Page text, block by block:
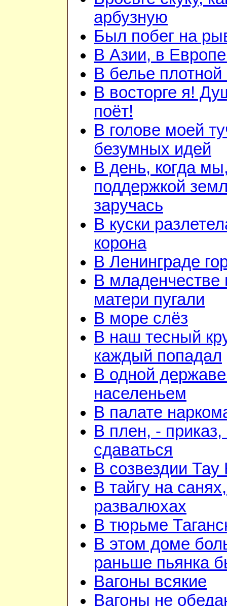
арбузную
Был побег на
В Азии, в
В белье плотной
В восторге я!
поёт!
В голове моей
безумных идей
В день, когда
поддержкой
заручась
В куски
корона
В Ленинграде
В младенчестве
матери пугали
В море слёз
В наш тесный
каждый попадал
В одной
населеньем
В палате
В плен, - приказ,
сдаваться
В созвездии Тау
В тайгу на
развалюхах
В тюрьме
В этом доме
раньше пьянка
Вагоны всякие
Вагоны не